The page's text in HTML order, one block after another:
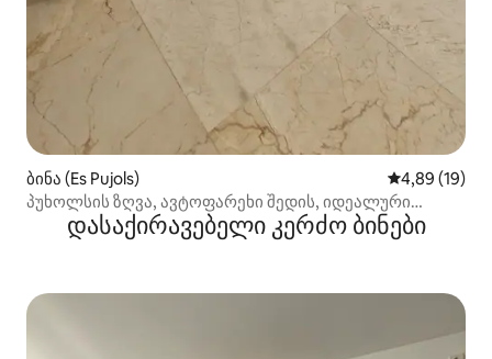
ბინა (Es Pujols) საშუალო
4,89 (19)
პუხოლსის ზღვა, ავტოფარეხი შედის, იდეალური
მდებარეობა
დასაქირავებელი კერძო ბინები